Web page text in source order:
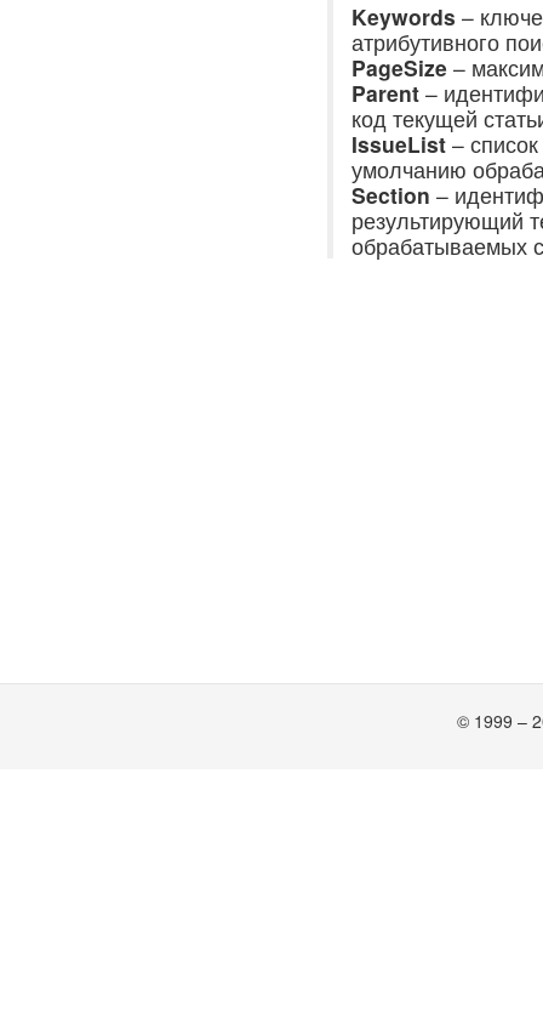
Keywords –
атрибутивного
PageSize –
Parent –
код текущей
IssueList –
умолчанию
Section –
результирующий
обрабатываемых
© 1999 –